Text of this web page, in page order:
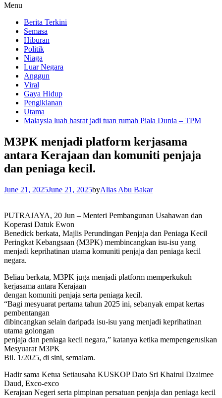
Menu
Berita Terkini
Semasa
Hiburan
Politik
Niaga
Luar Negara
Anggun
Viral
Gaya Hidup
Pengiklanan
Utama
Malaysia luah hasrat jadi tuan rumah Piala Dunia – TPM
M3PK menjadi platform kerjasama
antara Kerajaan dan komuniti penjaja
dan peniaga kecil.
June 21, 2025June 21, 2025byAlias Abu Bakar
PUTRAJAYA, 20 Jun – Menteri Pembangunan Usahawan dan
Koperasi Datuk Ewon
Benedick berkata, Majlis Perundingan Penjaja dan Peniaga Kecil
Peringkat Kebangsaan (M3PK) membincangkan isu-isu yang
menjadi keprihatinan utama komuniti penjaja dan peniaga kecil
negara.
Beliau berkata, M3PK juga menjadi platform memperkukuh
kerjasama antara Kerajaan
dengan komuniti penjaja serta peniaga kecil.
“Bagi mesyuarat pertama tahun 2025 ini, sebanyak empat kertas
pembentangan
dibincangkan selain daripada isu-isu yang menjadi keprihatinan
utama golongan
penjaja dan peniaga kecil negara,” katanya ketika mempengerusikan
Mesyuarat M3PK
Bil. 1/2025, di sini, semalam.
Hadir sama Ketua Setiausaha KUSKOP Dato Sri Khairul Dzaimee
Daud, Exco-exco
Kerajaan Negeri serta pimpinan persatuan penjaja dan peniaga kecil